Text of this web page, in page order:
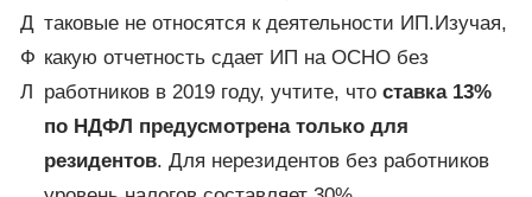
Д
Ф
Л
таковые не относятся к деятельности ИП.Изучая,
какую отчетность сдает ИП на ОСНО без
работников в 2019 году, учтите, что ставка 13%
по НДФЛ предусмотрена только для
резидентов. Для нерезидентов без работников